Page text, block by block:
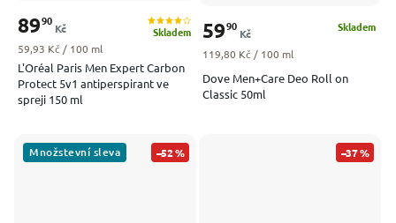
L'Oréal Paris Men Expert Carbon
Protect 5v1 antiperspirant ve
spreji 150 ml
Skladem
8990
Kč
Měrná cena:
59,93 Kč / 100 ml
Dove Men+Care Deo Roll on
Classic 50ml
Skladem
5990
Kč
Měrná cena:
119,80 Kč / 100 ml
Množstevní sleva –52 % –37 %